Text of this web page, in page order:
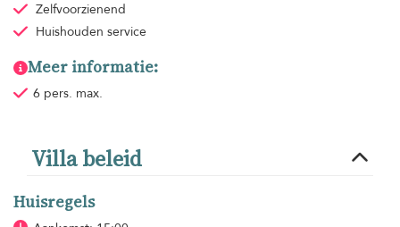
Zelfvoorzienend
Huishouden service
Meer informatie:
6 pers. max.
Villa beleid
Huisregels